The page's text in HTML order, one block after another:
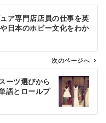
ア専門店店員の仕事を英
日本のホビー文化をわか
次のページへ
ーツ選びから
語とロールプ